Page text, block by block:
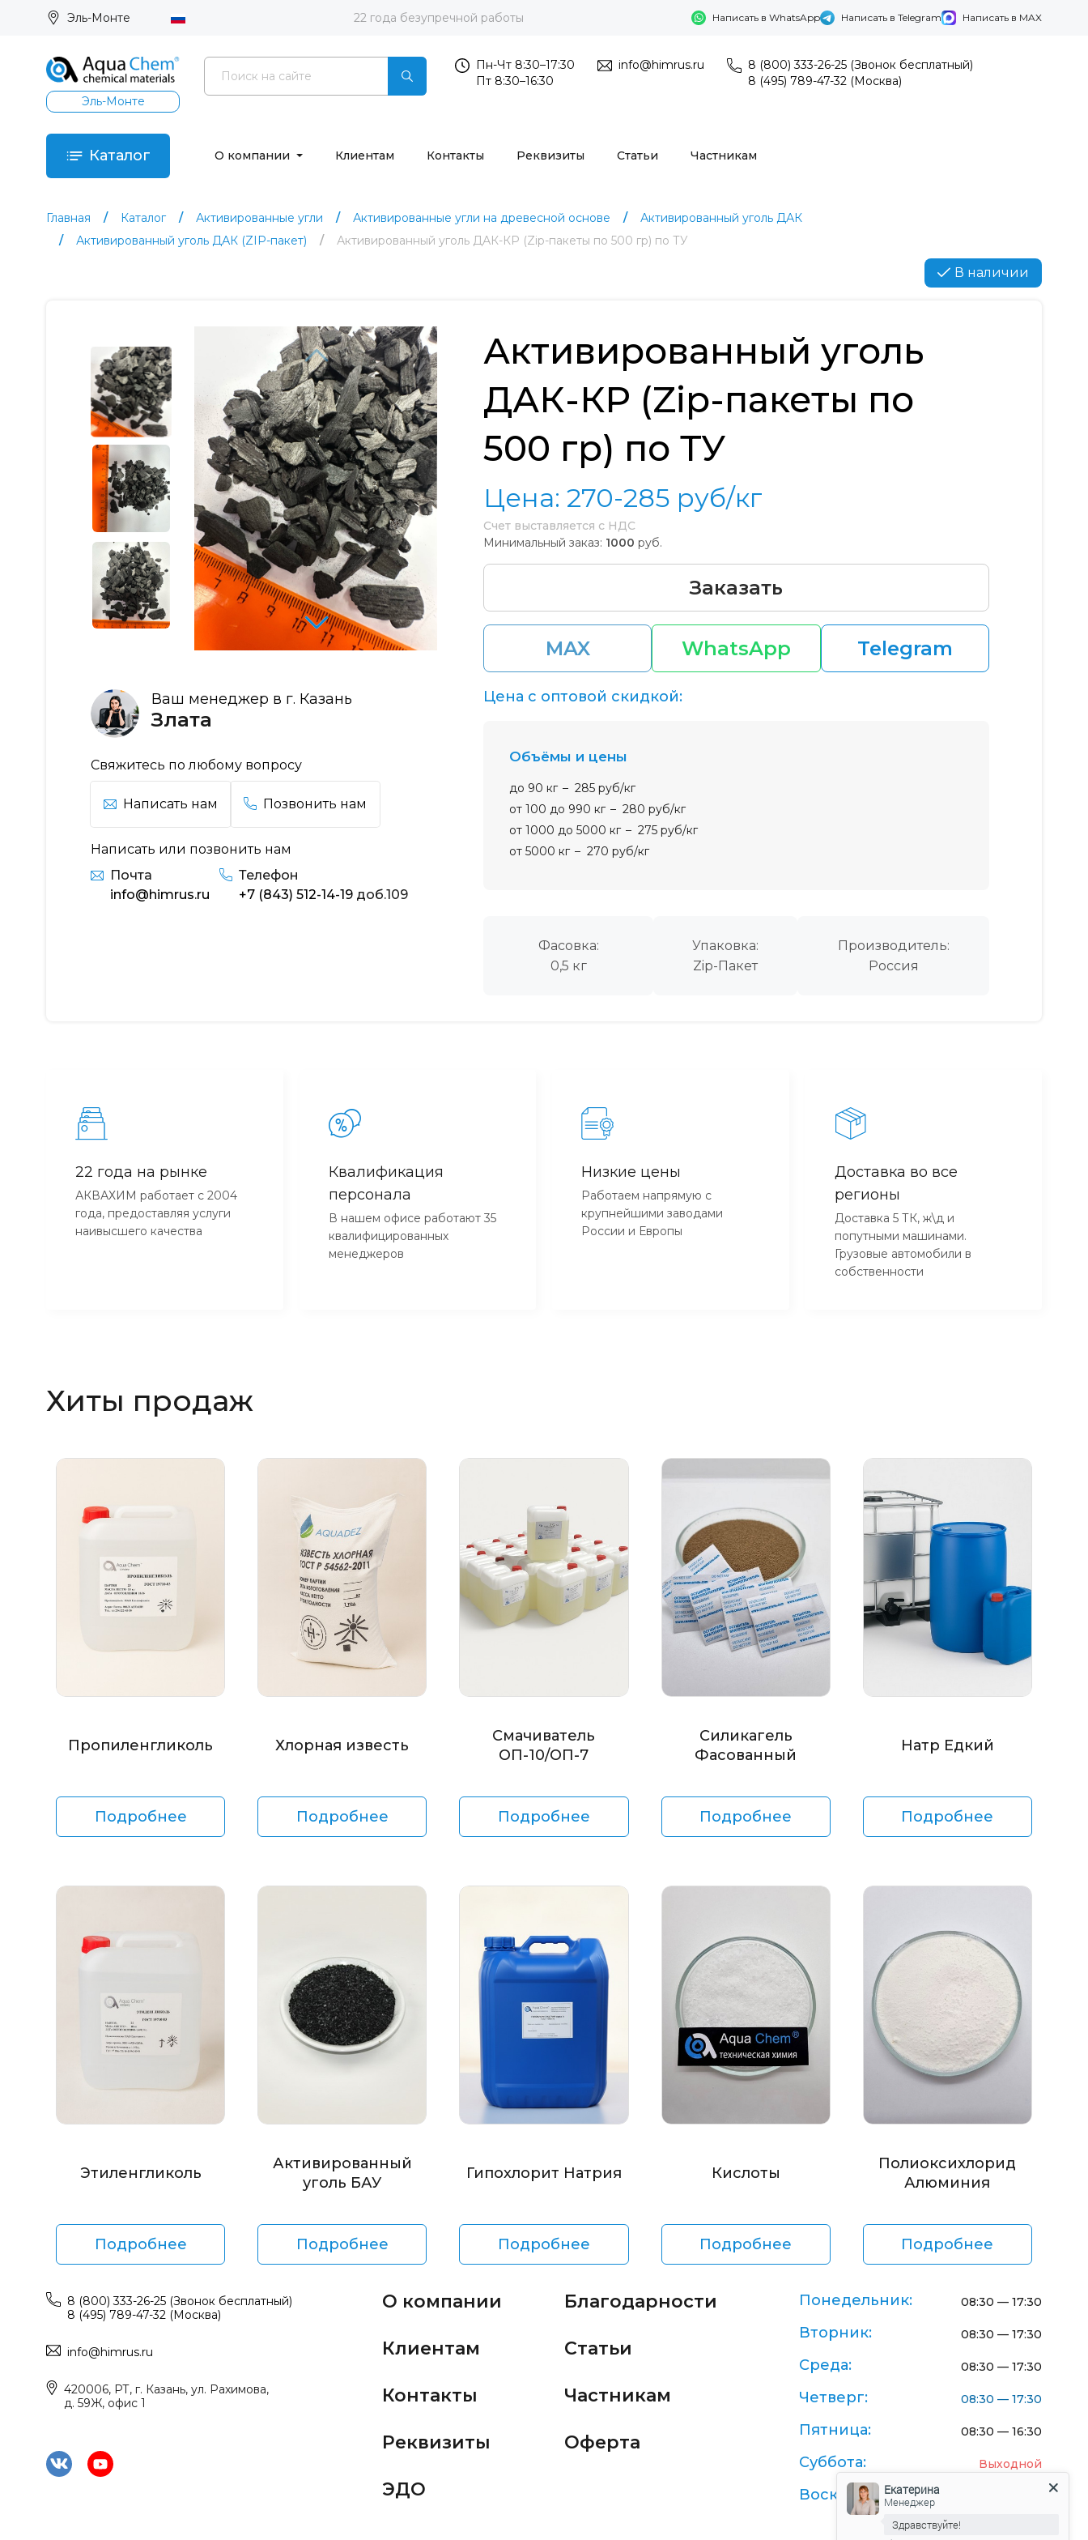
Эль-Монте 22 года безупречной работы Написать в WhatsApp Написать в Telegram Написать в MAX
Эль-Монте
Пн-Чт 8:30–17:30
Пт 8:30–16:30
info@himrus.ru
8 (800) 333-26-25 (Звонок бесплатный)
8 (495) 789-47-32 (Москва)
Каталог О компании Клиентам Контакты Реквизиты Статьи Частникам
Главная Каталог Активированные угли Активированные угли на древесной основе
Активированный уголь ДАК
Активированный уголь ДАК (ZIP-пакет)
Активированный уголь ДАК-КР (Zip-пакеты по 500 гр) по ТУ
В наличии
Ваш менеджер в г. Казань
Злата
Свяжитесь по любому вопросу
Написать нам Позвонить нам
Написать или позвонить нам
Почта
info@himrus.ru
Телефон
+7 (843) 512-14-19 доб.109
Активированный уголь
ДАК-КР (Zip-пакеты по
500 гр) по ТУ
Цена: 270-285 руб/кг
Счет выставляется с НДС
Минимальный заказ: 1000 руб.
Заказать
MAX WhatsApp Telegram
Фасовка:
0,5 кг
Упаковка:
Zip-Пакет
Производитель:
Россия
Цена с оптовой скидкой:
Объёмы и цены
до 90 кг
285 руб/кг
от 100 до 990 кг
280 руб/кг
от 1000 до 5000 кг
275 руб/кг
от 5000 кг
270 руб/кг
22 года на рынке
АКВАХИМ работает с 2004
года, предоставляя услуги
наивысшего качества
Квалификация
персонала
В нашем офисе работают 35
квалифицированных
менеджеров
Низкие цены
Работаем напрямую с
крупнейшими заводами
России и Европы
Доставка во все
регионы
Доставка 5 ТК, ж\д и
попутными машинами.
Грузовые автомобили в
собственности
Хиты продаж
Пропиленгликоль
Подробнее
Хлорная известь
Подробнее
Смачиватель
ОП-10/ОП-7
Подробнее
Силикагель
Фасованный
Подробнее
Натр Едкий
Подробнее
Этиленгликоль
Подробнее
Активированный
уголь БАУ
Подробнее
Гипохлорит Натрия
Подробнее
Кислоты
Подробнее
Полиоксихлорид
Алюминия
Подробнее
8 (800) 333-26-25 (Звонок бесплатный)
8 (495) 789-47-32 (Москва)
info@himrus.ru
420006, РТ, г. Казань, ул. Рахимова,
д. 59Ж, офис 1
О компании
Клиентам
Контакты
Реквизиты
ЭДО
Благодарности
Статьи
Частникам
Оферта
Понедельник: 08:30 — 17:30
Вторник: 08:30 — 17:30
Среда: 08:30 — 17:30
Четверг: 08:30 — 17:30
Пятница: 08:30 — 16:30
Суббота: Выходной
Воскресенье:Екатерина
Менеджер
Здравствуйте!